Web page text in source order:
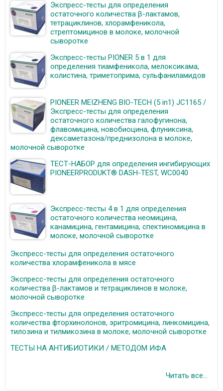
Экспресс-тесты для определения
остаточного количества β-лактамов,
тетрациклинов, хлорамфеникола,
стрептомицинов в молоке, молочной
сыворотке
Экспресс-тесты PIONER 5 в 1 для
определения тиамфеникола, мелоксикама,
колистина, триметоприма, сульфаниламидов
PIONEER MEIZHENG BIO-TECH (5 in1) JC1165 /
Экспресс-тесты для определения
остаточного количества галофугинона,
флавомицина, новобиоцина, флуниксина,
дексаметазона/преднизолона в молоке,
молочной сыворотке
ТЕСТ-НАБОР для определения ингибирующих
PIONEERPRODUKT® DASH-TEST, WC0040
Экспресс-тесты 4 в 1 для определения
остаточного количества неомицина,
канамицина, гентамицина, спектиномицина в
молоке, молочной сыворотке
Экспресс-тесты для определения остаточного
количества хлорамфеникола в мясе
Экспресс-тесты для определения остаточного
количества β-лактамов и тетрациклинов в молоке,
молочной сыворотке
Экспресс-тесты для определения остаточного
количества фторхинолонов, эритромицина, линкомицина,
тилозина и тилмикозина в молоке, молочной сыворотке
ТЕСТЫ НА АНТИБИОТИКИ / МЕТОДОМ ИФА
Читать все...